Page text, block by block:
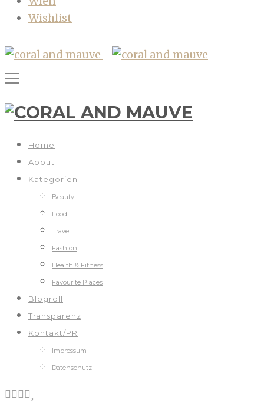
Wishlist
Home
About
Kategorien
Beauty
Food
Travel
Fashion
Health & Fitness
Favourite Places
Blogroll
Transparenz
Kontakt/PR
Impressum
Datenschutz